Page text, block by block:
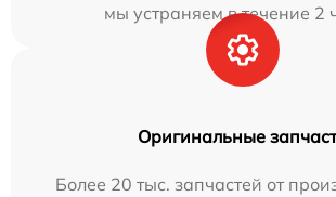
мы устраняем в течение 2
Оригинальные
Более 20 тыс. запчастей от